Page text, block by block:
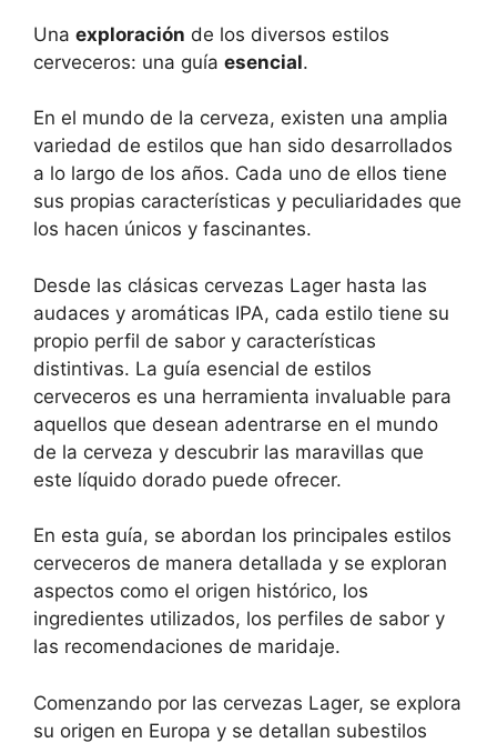
Una exploración de los diversos estilos
cerveceros: una guía esencial.
En el mundo de la cerveza, existen una amplia
variedad de estilos que han sido desarrollados
a lo largo de los años. Cada uno de ellos tiene
sus propias características y peculiaridades que
los hacen únicos y fascinantes.
Desde las clásicas cervezas Lager hasta las
audaces y aromáticas IPA, cada estilo tiene su
propio perfil de sabor y características
distintivas. La guía esencial de estilos
cerveceros es una herramienta invaluable para
aquellos que desean adentrarse en el mundo
de la cerveza y descubrir las maravillas que
este líquido dorado puede ofrecer.
En esta guía, se abordan los principales estilos
cerveceros de manera detallada y se exploran
aspectos como el origen histórico, los
ingredientes utilizados, los perfiles de sabor y
las recomendaciones de maridaje.
Comenzando por las cervezas Lager, se explora
su origen en Europa y se detallan subestilos